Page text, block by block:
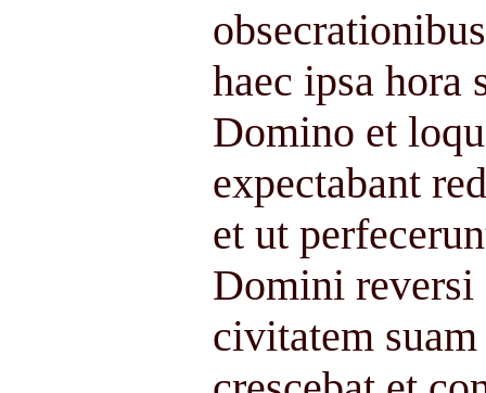
haec ipsa hora
Domino et
expectabant
et ut
Domini
civitatem